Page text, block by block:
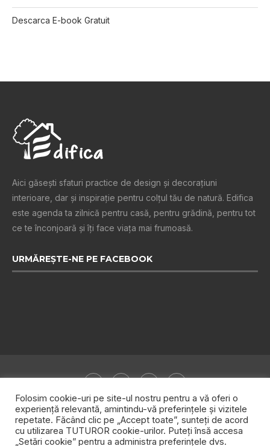
Descarca E-book Gratuit
Aici găsești sfaturi practice de design şi decoraţiuni
interioare, dar și inspiraţie pentru colţul tău de natură. Edifica
este agenda ta zilnică pentru casă, pentru grădină, pentru tot
ce te înconjoară şi îţi face viaţa mai frumoasă.
URMĂREȘTE-NE PE FACEBOOK
Despre noi Publicitate
Politica de confidențialitate
Contact
Folosim cookie-uri pe site-ul nostru pentru a vă oferi o
experiență relevantă, amintindu-vă preferințele și vizitele
repetate. Făcând clic pe „Accept toate”, sunteți de acord
cu utilizarea TUTUROR cookie-urilor. Puteți însă accesa
„Setări cookie” pentru a administra preferințele dvs.